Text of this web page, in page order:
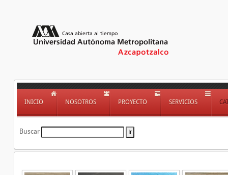
INICIO NOSOTROS PROYECTO SERVICIOS
Buscar